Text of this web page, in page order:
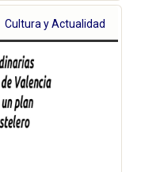
Cultura y Actualidad